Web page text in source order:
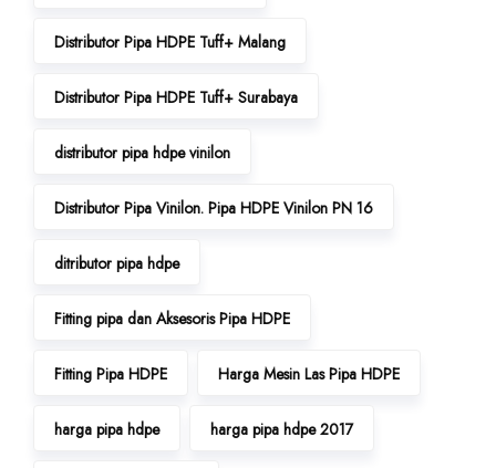
Distributor Pipa HDPE Tuff+ Malang
Distributor Pipa HDPE Tuff+ Surabaya
distributor pipa hdpe vinilon
Distributor Pipa Vinilon. Pipa HDPE Vinilon PN 16
ditributor pipa hdpe
Fitting pipa dan Aksesoris Pipa HDPE
Fitting Pipa HDPE Harga Mesin Las Pipa HDPE
harga pipa hdpe harga pipa hdpe 2017